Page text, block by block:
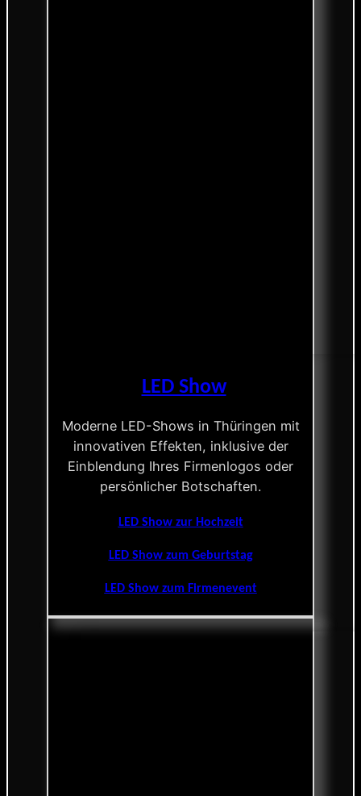
LED Show
Moderne LED-Shows in Thüringen mit
innovativen Effekten, inklusive der
Einblendung Ihres Firmenlogos oder
persönlicher Botschaften.
LED Show zur Hochzeit
LED Show zum Geburtstag
LED Show zum Firmenevent